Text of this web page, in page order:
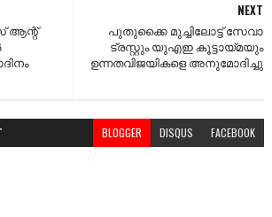
NEXT
പുതുക്കൈ മുച്ചിലോട്ട് സേവാ
ട്രസ്റ്റും യുഎഇ കൂട്ടായ്മയും
ഉന്നതവിജയികളെ അനുമോദിച്ചു
ആന്റ്
BLOGGER DISQUS FACEBOOK